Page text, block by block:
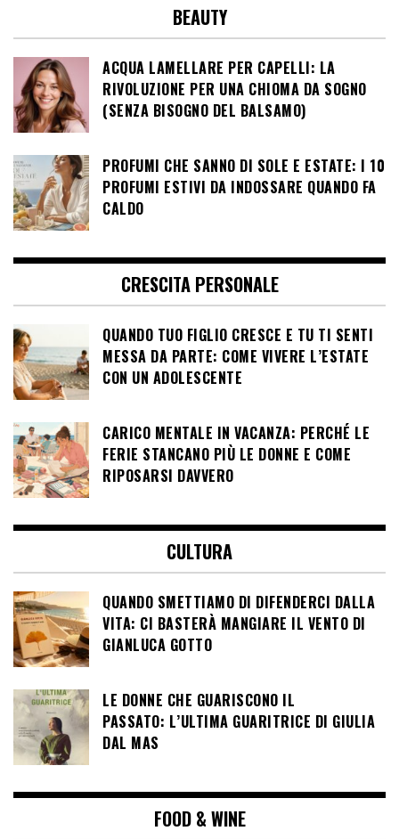
BEAUTY
ACQUA LAMELLARE PER CAPELLI: LA
RIVOLUZIONE PER UNA CHIOMA DA SOGNO
(SENZA BISOGNO DEL BALSAMO)
PROFUMI CHE SANNO DI SOLE E ESTATE: I 10
PROFUMI ESTIVI DA INDOSSARE QUANDO FA
CALDO
CRESCITA PERSONALE
QUANDO TUO FIGLIO CRESCE E TU TI SENTI
MESSA DA PARTE: COME VIVERE L’ESTATE
CON UN ADOLESCENTE
CARICO MENTALE IN VACANZA: PERCHÉ LE
FERIE STANCANO PIÙ LE DONNE E COME
RIPOSARSI DAVVERO
CULTURA
QUANDO SMETTIAMO DI DIFENDERCI DALLA
VITA: CI BASTERÀ MANGIARE IL VENTO DI
GIANLUCA GOTTO
LE DONNE CHE GUARISCONO IL
PASSATO: L’ULTIMA GUARITRICE DI GIULIA
DAL MAS
FOOD & WINE